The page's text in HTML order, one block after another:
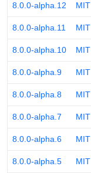
8.0.0-alpha.12 MIT
8.0.0-alpha.11 MIT
8.0.0-alpha.10 MIT
8.0.0-alpha.9 MIT
8.0.0-alpha.8 MIT
8.0.0-alpha.7 MIT
8.0.0-alpha.6 MIT
8.0.0-alpha.5 MIT